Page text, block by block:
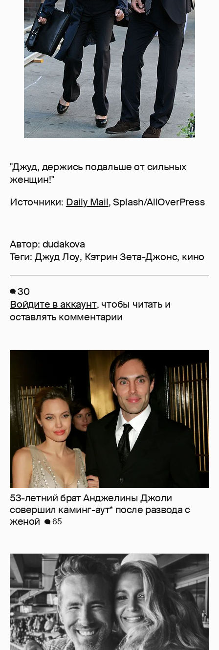
"Джуд, держись подальше от сильных
женщин!"
Источники: Daily Mail, Splash/AllOverPress
Автор: dudakova
Теги: Джуд Лоу, Кэтрин Зета-Джонс, кино
30
Войдите в аккаунт, чтобы читать и
оставлять комментарии
53-летний брат Анджелины Джоли
совершил каминг-аут* после развода с
женой
65